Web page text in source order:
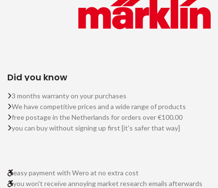
Did you know
3 months warranty on your purchases
We have competitive prices and a wide range of products
free postage in the Netherlands for orders over €100.00
you can buy without signing up first [it's safer that way]
easy payment with Wero at no extra cost
you won't receive annoying market research emails afterwards